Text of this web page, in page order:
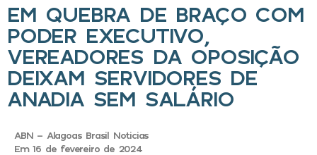
EM QUEBRA DE BRAÇO COM
PODER EXECUTIVO,
VEREADORES DA OPOSIÇÃO
DEIXAM SERVIDORES DE
ANADIA SEM SALÁRIO
ABN - Alagoas Brasil Noticias
Em 16 de fevereiro de 2024